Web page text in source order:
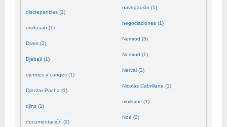
discrepancias (1)
disdasah (1)
Dives (2)
Djabaïl (1)
djermes y canges (1)
Djezzar-Pacha (1)
djins (1)
documentación (2)
navegación (1)
negociaciones (1)
Nemrod (3)
Nemrud (1)
Nerval (2)
Nicolás Cabrillana (1)
nihilismo (1)
Noé (3)